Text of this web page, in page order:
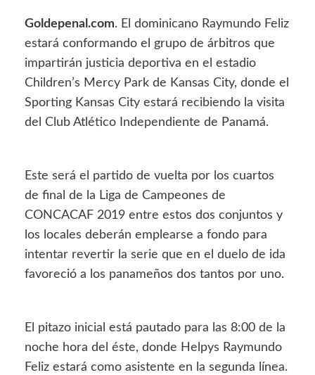
Goldepenal.com. El dominicano Raymundo Feliz
estará conformando el grupo de árbitros que
impartirán justicia deportiva en el estadio
Children’s Mercy Park de Kansas City, donde el
Sporting Kansas City estará recibiendo la visita
del Club Atlético Independiente de Panamá.
Este será el partido de vuelta por los cuartos
de final de la Liga de Campeones de
CONCACAF 2019 entre estos dos conjuntos y
los locales deberán emplearse a fondo para
intentar revertir la serie que en el duelo de ida
favoreció a los panameños dos tantos por uno.
El pitazo inicial está pautado para las 8:00 de la
noche hora del éste, donde Helpys Raymundo
Feliz estará como asistente en la segunda línea.